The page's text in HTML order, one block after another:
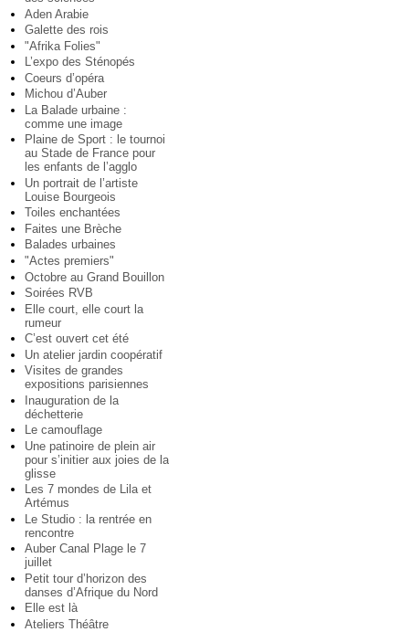
Aden Arabie
Galette des rois
"Afrika Folies"
L’expo des Sténopés
Coeurs d’opéra
Michou d’Auber
La Balade urbaine :
comme une image
Plaine de Sport : le tournoi
au Stade de France pour
les enfants de l’agglo
Un portrait de l’artiste
Louise Bourgeois
Toiles enchantées
Faites une Brèche
Balades urbaines
"Actes premiers"
Octobre au Grand Bouillon
Soirées RVB
Elle court, elle court la
rumeur
C’est ouvert cet été
Un atelier jardin coopératif
Visites de grandes
expositions parisiennes
Inauguration de la
déchetterie
Le camouflage
Une patinoire de plein air
pour s’initier aux joies de la
glisse
Les 7 mondes de Lila et
Artémus
Le Studio : la rentrée en
rencontre
Auber Canal Plage le 7
juillet
Petit tour d’horizon des
danses d’Afrique du Nord
Elle est là
Ateliers Théâtre